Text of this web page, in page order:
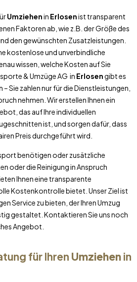
Umziehenin Erlosenist transparent
Faktoren ab, wie z.B. der Größe des
den gewünschten Zusatzleistungen.
kostenlose und unverbindliche
wissen, welche Kosten auf Sie
& Umzüge AG in Erlosengibt es
Sie zahlen nur für die Dienstleistungen,
nehmen. Wir erstellen Ihnen ein
das auf Ihre individuellen
ist, und sorgen dafür, dass
Preis durchgeführt wird.
benötigen oder zusätzliche
oder die Reinigung in Anspruch
Ihnen eine transparente
Kostenkontrolle bietet. Unser Ziel ist
Service zu bieten, der Ihren Umzug
gestaltet. Kontaktieren Sie uns noch
Angebot.
für Ihren Umziehenin